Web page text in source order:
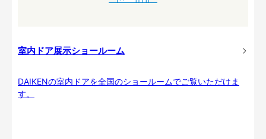
室内ドア展示ショールーム
DAIKENの室内ドアを全国のショールームでご覧いただけま
す。